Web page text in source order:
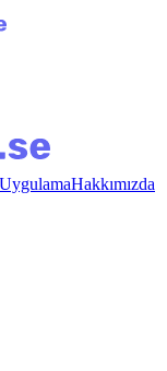
UygulamaHakkımızda